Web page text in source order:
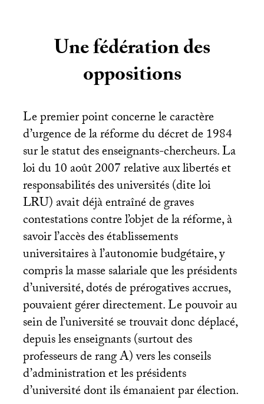
Une fédération des
oppositions
Le premier point concerne le caractère
d’urgence de la réforme du décret de 1984
sur le statut des enseignants-chercheurs. La
loi du 10 août 2007 relative aux libertés et
responsabilités des universités (dite loi
LRU) avait déjà entraîné de graves
contestations contre l’objet de la réforme, à
savoir l’accès des établissements
universitaires à l’autonomie budgétaire, y
compris la masse salariale que les présidents
d’université, dotés de prérogatives accrues,
pouvaient gérer directement. Le pouvoir au
sein de l’université se trouvait donc déplacé,
depuis les enseignants (surtout des
professeurs de rang A) vers les conseils
d’administration et les présidents
d’université dont ils émanaient par élection.